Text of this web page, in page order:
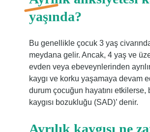
yaşında?
Bu genellikle çocuk 3 yaş
meydana gelir. Ancak, 4 yaş ve
evden veya ebeveynlerinden
kaygı ve korku yaşamaya devam
durum çocuğun hayatını etkilerse,
kaygısı bozukluğu (SAD)’ denir.
Ayrılık kaygısı ne